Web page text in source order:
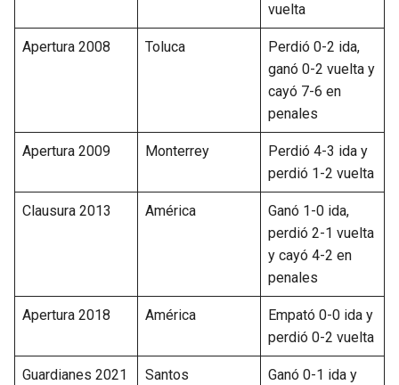
vuelta
Apertura 2008 Toluca
Perdió 0-2 ida,
ganó 0-2 vuelta y
cayó 7-6 en
penales
Apertura 2009 Monterrey
Perdió 4-3 ida y
perdió 1-2 vuelta
Clausura 2013 América
Ganó 1-0 ida,
perdió 2-1 vuelta
y cayó 4-2 en
penales
Apertura 2018 América
Empató 0-0 ida y
perdió 0-2 vuelta
Guardianes 2021 Santos
Ganó 0-1 ida y